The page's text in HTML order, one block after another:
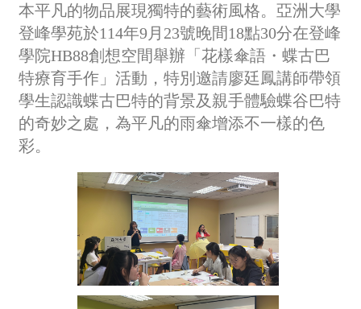
本平凡的物品展現獨特的藝術風格。亞洲大學
登峰學苑於114年9月23號晚間18點30分在登峰
學院HB88創想空間舉辦「花樣傘語・蝶古巴
特療育手作」活動，特別邀請廖廷鳳講師帶領
學生認識蝶古巴特的背景及親手體驗蝶谷巴特
的奇妙之處，為平凡的雨傘增添不一樣的色
彩。